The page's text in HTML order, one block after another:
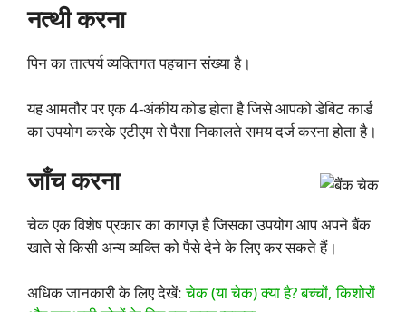
नत्थी करना
पिन का तात्पर्य व्यक्तिगत पहचान संख्या है।
यह आमतौर पर एक 4-अंकीय कोड होता है जिसे आपको डेबिट कार्ड
का उपयोग करके एटीएम से पैसा निकालते समय दर्ज करना होता है।
जाँच करना
चेक एक विशेष प्रकार का कागज़ है जिसका उपयोग आप अपने बैंक
खाते से किसी अन्य व्यक्ति को पैसे देने के लिए कर सकते हैं।
अधिक जानकारी के लिए देखें:चेक (या चेक) क्या है? बच्चों, किशोरों